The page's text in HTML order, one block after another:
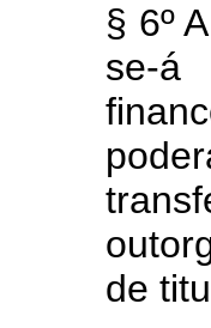
§ 6º
se-á
de